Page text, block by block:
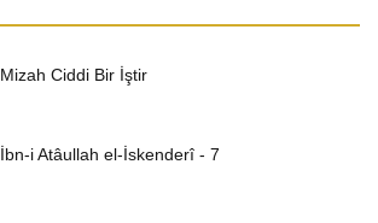
Mizah Ciddi Bir İştir
İbn-i Atâullah el-İskenderî - 7